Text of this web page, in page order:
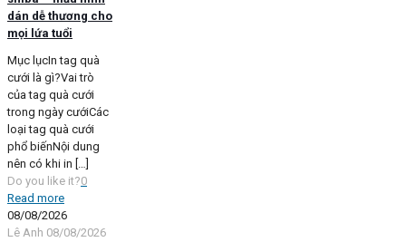
dán dễ thương cho
mọi lứa tuổi
Mục lụcIn tag quà
cưới là gì?Vai trò
của tag quà cưới
trong ngày cướiCác
loại tag quà cưới
phổ biếnNội dung
nên có khi in […]
Do you like it?0
Read more
08/08/2026
Lê Anh 08/08/2026